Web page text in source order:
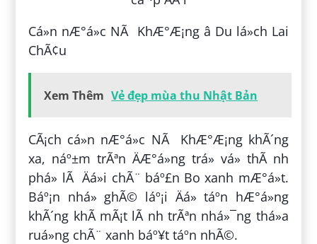
Cá»n nÆ°á»c NÃ KhÆ°Æ¡ng â Du lá»ch Lai
ChÃ¢u
Xem Thêm Vẻ đẹp mùa thu Nhật Bản
CÃ¡ch cá»n nÆ°á»c NÃ KhÆ°Æ¡ng khÃ´ng
xa, náº±m trÃªn ÄÆ°á»ng trá» vá» thÃ nh
phá» lÃ Äá»i chÃ¨ báº£n Bo xanh mÆ°á»t.
Báº¡n nhá» ghÃ© láº¡i Äá» táº­n hÆ°á»ng
khÃ´ng khÃ­ mÃ¡t lÃ nh trÃªn nhá»¯ng thá»­a
ruá»ng chÃ¨ xanh báº¥t táº­n nhÃ©.